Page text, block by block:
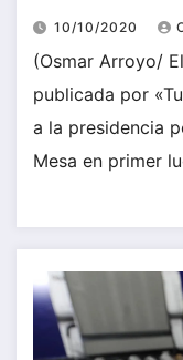
10/10/2020
(Osmar Arroyo/
publicada por
a la presidencia
Mesa en primer